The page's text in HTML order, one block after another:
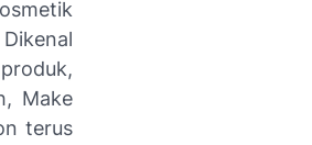
Make
terus